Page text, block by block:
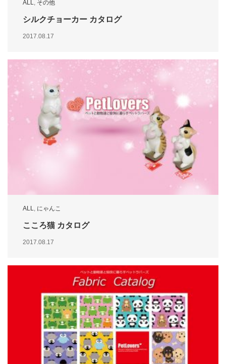
ALL その他
シルクチョーカー カタログ
2017.08.17
ALL, にゃんこ
こころ猫 カタログ
2017.08.17